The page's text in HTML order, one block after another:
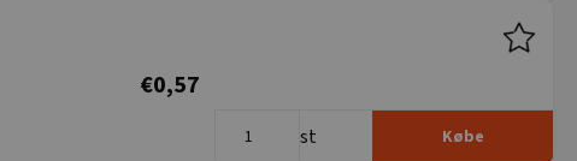
€0,57
st Købe